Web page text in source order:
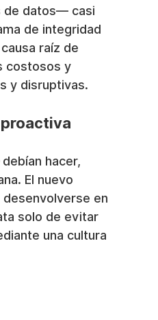
de datos— casi
de integridad
raíz de
costosos y
y disruptivas.
debían hacer,
El nuevo
en
solo de evitar
una cultura